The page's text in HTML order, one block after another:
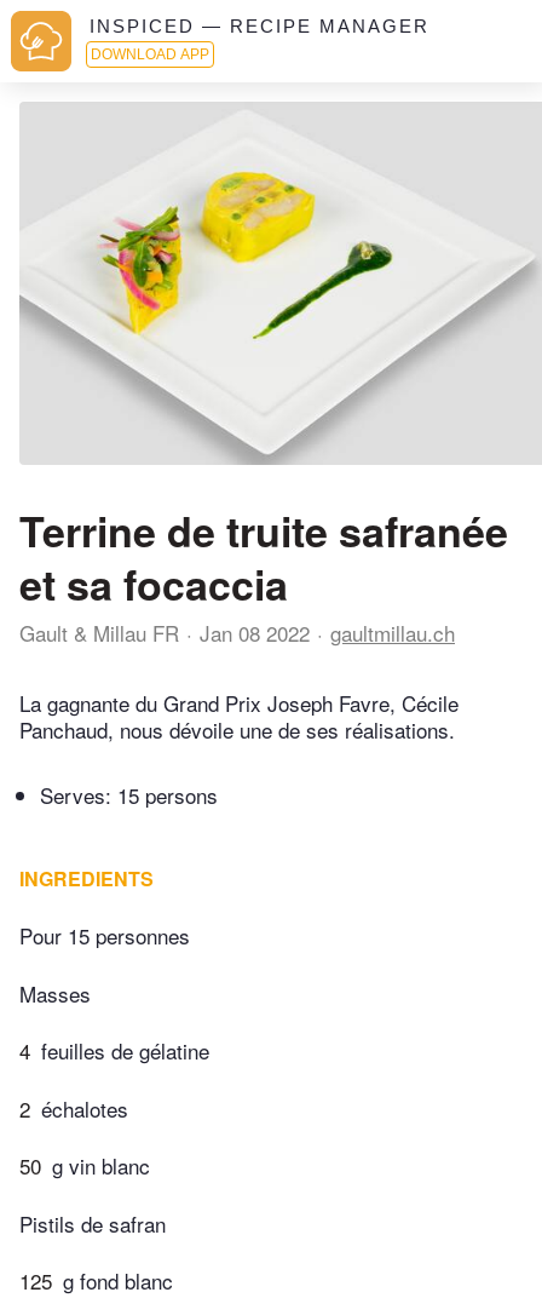
INSPICED — RECIPE MANAGER
DOWNLOAD APP
Terrine de truite safranée
et sa focaccia
Gault & Millau FR Jan 08 2022 gaultmillau.ch
La gagnante du Grand Prix Joseph Favre, Cécile
Panchaud, nous dévoile une de ses réalisations.
Serves: 15 persons
INGREDIENTS
Pour 15 personnes
Masses
4 feuilles de gélatine
2 échalotes
50 g vin blanc
Pistils de safran
125 g fond blanc